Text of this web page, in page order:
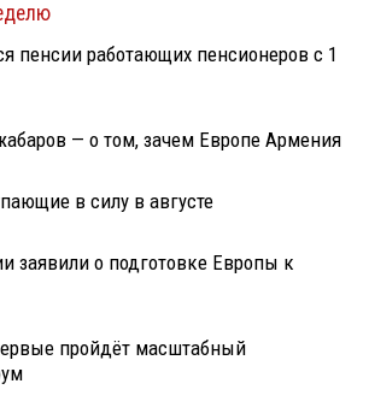
пенсии работающих пенсионеров с 1
— о том, зачем Европе Армения
в силу в августе
заявили о подготовке Европы к
пройдёт масштабный